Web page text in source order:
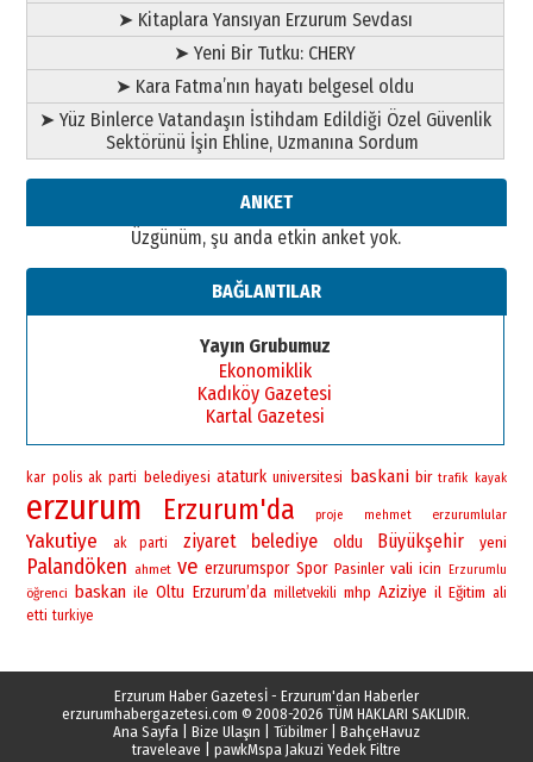
➤ Kitaplara Yansıyan Erzurum Sevdası
➤ Yeni Bir Tutku: CHERY
➤ Kara Fatma’nın hayatı belgesel oldu
➤ Yüz Binlerce Vatandaşın İstihdam Edildiği Özel Güvenlik
Sektörünü İşin Ehline, Uzmanına Sordum
ANKET
Üzgünüm, şu anda etkin anket yok.
BAĞLANTILAR
Yayın Grubumuz
Ekonomiklik
Kadıköy Gazetesi
Kartal Gazetesi
kar polis ak parti belediyesi ataturk universitesi baskani bir trafik kayak
erzurum Erzurum'da proje mehmet erzurumlular
Yakutiye ak parti ziyaret belediye oldu Büyükşehir yeni
Palandöken ahmet ve erzurumspor Spor Pasinler vali icin Erzurumlu
öğrenci baskan ile Oltu Erzurum’da milletvekili mhp Aziziye il Eğitim ali
etti turkiye
Erzurum Haber Gazetesİ - Erzurum'dan Haberler
erzurumhabergazetesi.com © 2008-2026 TÜM HAKLARI SAKLIDIR.
Ana Sayfa| Bize Ulaşın Tübilmer| BahçeHavuz
traveleave
pawkMspa Jakuzi Yedek Filtre